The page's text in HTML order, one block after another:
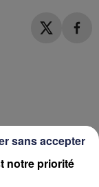
notre priorité
sans accepter